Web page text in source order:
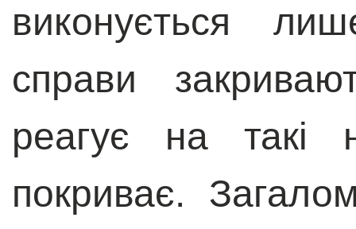
виконується
справи
реагує на такі
покриває.